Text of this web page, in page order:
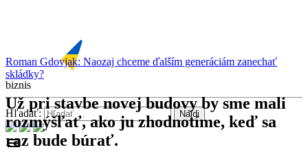
Hľadať:
menu
biznis
Roman Gdovjak: Naozaj chceme ďalším generáciám zanechať
skládky?
Už pri stavbe novej budovy by sme mali
rozmýšľať, ako ju zhodnotíme, keď sa
raz bude búrať.